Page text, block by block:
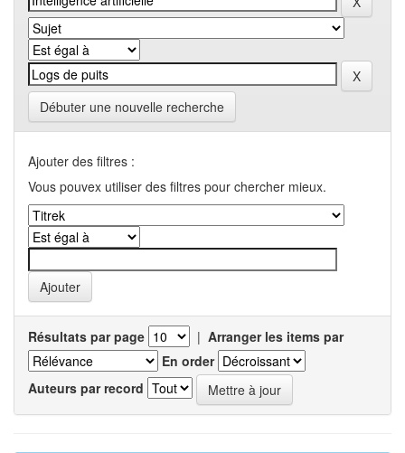
Débuter une nouvelle recherche
Ajouter des filtres :
Vous pouvex utiliser des filtres pour chercher mieux.
Résultats par page | Arranger les items par
En order
Auteurs par record